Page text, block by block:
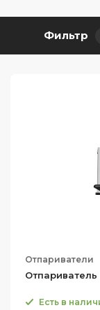
Фильтр
Отпариватели
Есть в